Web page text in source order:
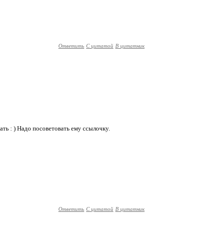
Ответить С цитатой В цитатник
: ) Надо посоветовать ему ссылочку.
Ответить С цитатой В цитатник